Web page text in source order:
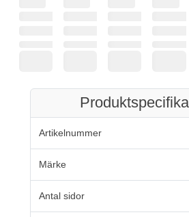
Artikelnummer
Märke
Antal sidor